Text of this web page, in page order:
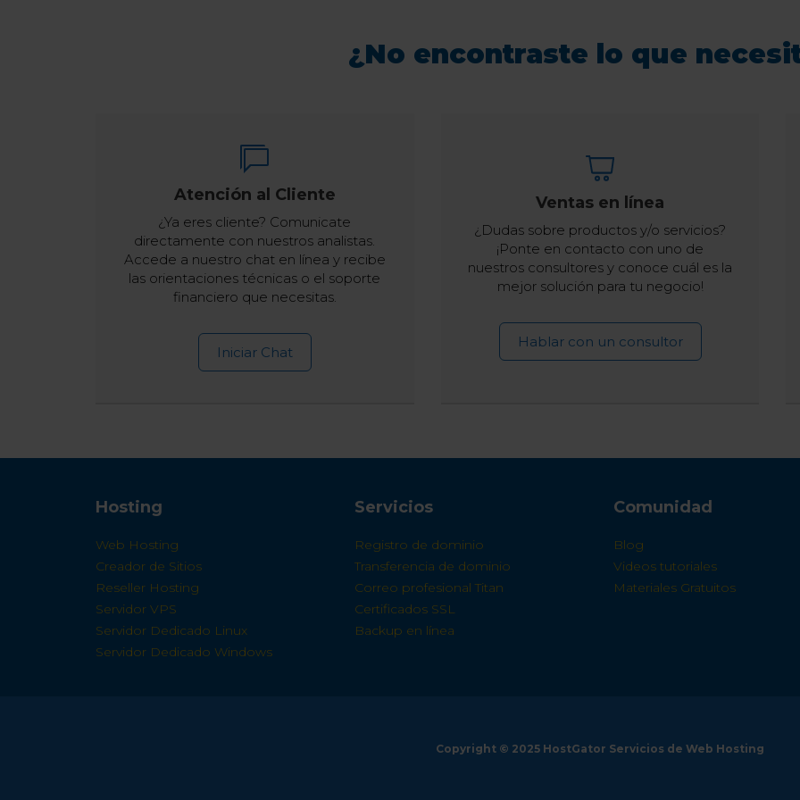
¿No encontraste lo que
Atención al Cliente
¿Ya eres cliente? Comunicate
directamente con nuestros analistas.
Accede a nuestro chat en línea y recibe
las orientaciones técnicas o el soporte
financiero que necesitas.
Iniciar Chat
Ventas en línea
¿Dudas sobre productos y/o servicios?
¡Ponte en contacto con uno de
nuestros consultores y conoce cuál es la
mejor solución para tu negocio!
Hablar con un consultor
Hosting
Web Hosting
Creador de Sitios
Reseller Hosting
Servidor VPS
Servidor Dedicado Linux
Servidor Dedicado Windows
Servicios
Registro de dominio
Transferencia de dominio
Correo profesional Titan
Certificados SSL
Backup en línea
Comunidad
Blog
Videos tutoriales
Materiales Gratuitos
Copyright © 2025 HostGator Servicios de Web Hosting